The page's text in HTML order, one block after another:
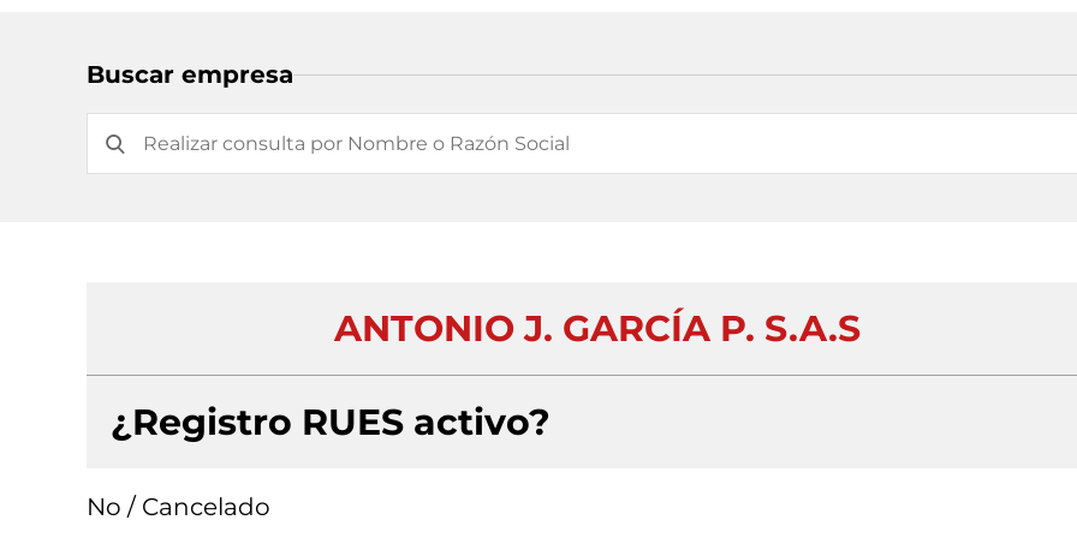
Buscar empresa
ANTONIO J. GARCÍA P. S.A.S
¿Registro RUES activo?
No / Cancelado